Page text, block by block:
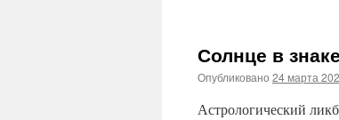
Солнце в
Опубликовано 24 марта
Астрологический